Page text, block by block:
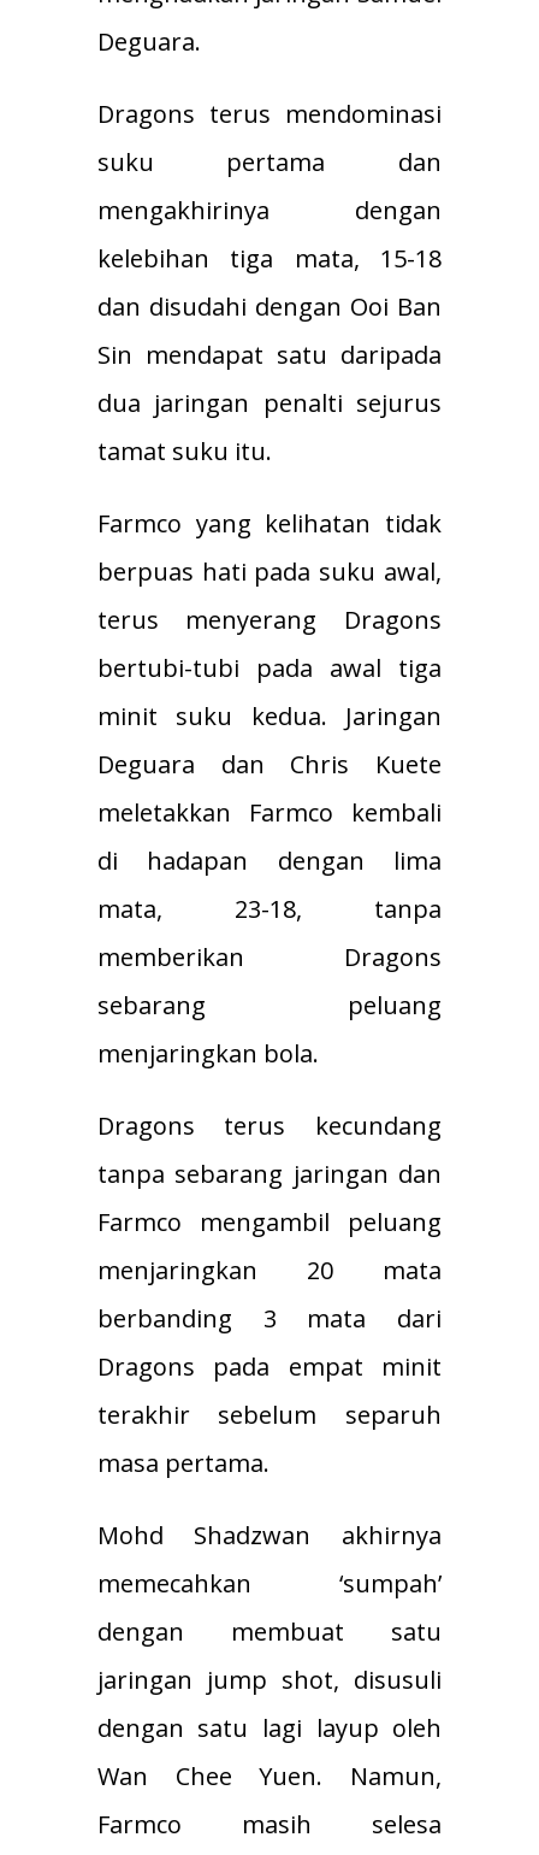
Deguara.
Dragons terus mendominasi
suku pertama dan
mengakhirinya dengan
kelebihan tiga mata, 15-18
dan disudahi dengan Ooi Ban
Sin mendapat satu daripada
dua jaringan penalti sejurus
tamat suku itu.
Farmco yang kelihatan tidak
berpuas hati pada suku awal,
terus menyerang Dragons
bertubi-tubi pada awal tiga
minit suku kedua. Jaringan
Deguara dan Chris Kuete
meletakkan Farmco kembali
di hadapan dengan lima
mata, 23-18, tanpa
memberikan Dragons
sebarang peluang
menjaringkan bola.
Dragons terus kecundang
tanpa sebarang jaringan dan
Farmco mengambil peluang
menjaringkan 20 mata
berbanding 3 mata dari
Dragons pada empat minit
terakhir sebelum separuh
masa pertama.
Mohd Shadzwan akhirnya
memecahkan ‘sumpah’
dengan membuat satu
jaringan jump shot, disusuli
dengan satu lagi layup oleh
Wan Chee Yuen. Namun,
Farmco masih selesa